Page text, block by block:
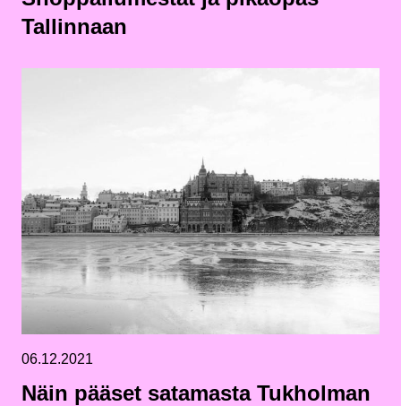
Tallinnaan
06.12.2021
Näin pääset satamasta Tukholman